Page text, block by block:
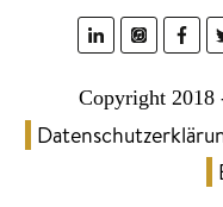
Copyright 2018